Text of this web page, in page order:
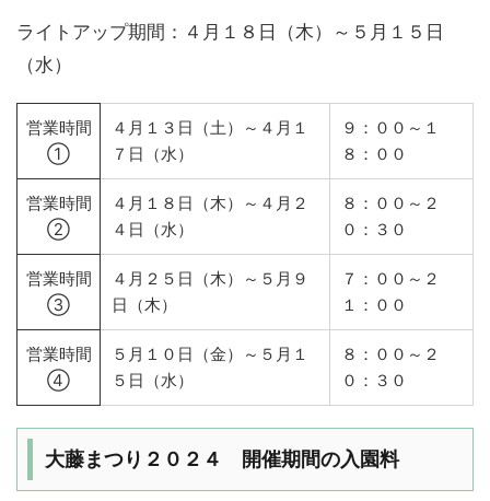
ライトアップ期間：４月１８日（木）～５月１５日
（水）
営業時間
①
４月１３日（土）～４月１
７日（水）
９：００～１
８：００
営業時間
②
４月１８日（木）～４月２
４日（水）
８：００～２
０：３０
営業時間
③
４月２５日（木）～５月９
日（木）
７：００～２
１：００
営業時間
④
５月１０日（金）～５月１
５日（水）
８：００～２
０：３０
大藤まつり２０２４ 開催期間の入園料